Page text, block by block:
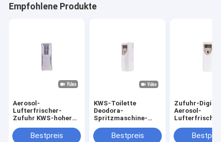
Empfohlene Produkte
Aerosol-
Lufterfrischer-
Zufuhr KWS-hoher
Bewegungsan der
wand befestigte
Bestpreis
KWS-Toilette
Deodora-
Spritzmaschine-
Aerosol-
Lufterfrischer-
Bestpreis
Zufuhr-
Aerosol-
flüssige